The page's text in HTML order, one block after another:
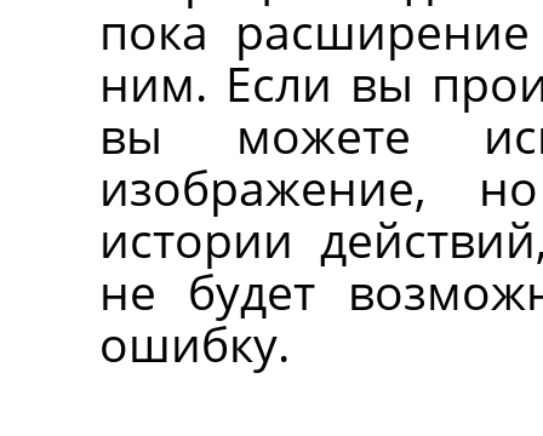
пока
ним. Если вы
вы можете
изображение,
истории
не будет
ошибку.